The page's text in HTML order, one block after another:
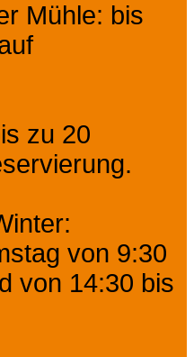
Mühle: bis
zu 20
von 9:30
von 14:30 bis